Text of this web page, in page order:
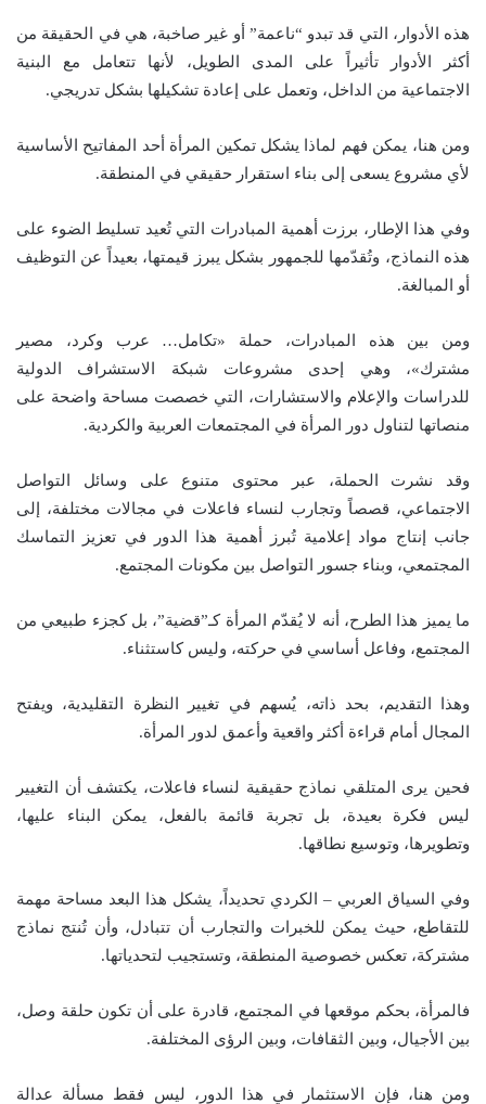
هذه الأدوار، التي قد تبدو “ناعمة” أو غير صاخبة، هي في الحقيقة من
أكثر الأدوار تأثيراً على المدى الطويل، لأنها تتعامل مع البنية
الاجتماعية من الداخل، وتعمل على إعادة تشكيلها بشكل تدريجي.
ومن هنا، يمكن فهم لماذا يشكل تمكين المرأة أحد المفاتيح الأساسية
لأي مشروع يسعى إلى بناء استقرار حقيقي في المنطقة.
وفي هذا الإطار، برزت أهمية المبادرات التي تُعيد تسليط الضوء على
هذه النماذج، وتُقدّمها للجمهور بشكل يبرز قيمتها، بعيداً عن التوظيف
أو المبالغة.
ومن بين هذه المبادرات، حملة «تكامل… عرب وكرد، مصير
مشترك»، وهي إحدى مشروعات شبكة الاستشراف الدولية
للدراسات والإعلام والاستشارات، التي خصصت مساحة واضحة على
منصاتها لتناول دور المرأة في المجتمعات العربية والكردية.
وقد نشرت الحملة، عبر محتوى متنوع على وسائل التواصل
الاجتماعي، قصصاً وتجارب لنساء فاعلات في مجالات مختلفة، إلى
جانب إنتاج مواد إعلامية تُبرز أهمية هذا الدور في تعزيز التماسك
المجتمعي، وبناء جسور التواصل بين مكونات المجتمع.
ما يميز هذا الطرح، أنه لا يُقدّم المرأة كـ”قضية”، بل كجزء طبيعي من
المجتمع، وفاعل أساسي في حركته، وليس كاستثناء.
وهذا التقديم، بحد ذاته، يُسهم في تغيير النظرة التقليدية، ويفتح
المجال أمام قراءة أكثر واقعية وأعمق لدور المرأة.
فحين يرى المتلقي نماذج حقيقية لنساء فاعلات، يكتشف أن التغيير
ليس فكرة بعيدة، بل تجربة قائمة بالفعل، يمكن البناء عليها،
وتطويرها، وتوسيع نطاقها.
وفي السياق العربي – الكردي تحديداً، يشكل هذا البعد مساحة مهمة
للتقاطع، حيث يمكن للخبرات والتجارب أن تتبادل، وأن تُنتج نماذج
مشتركة، تعكس خصوصية المنطقة، وتستجيب لتحدياتها.
فالمرأة، بحكم موقعها في المجتمع، قادرة على أن تكون حلقة وصل،
بين الأجيال، وبين الثقافات، وبين الرؤى المختلفة.
ومن هنا، فإن الاستثمار في هذا الدور، ليس فقط مسألة عدالة